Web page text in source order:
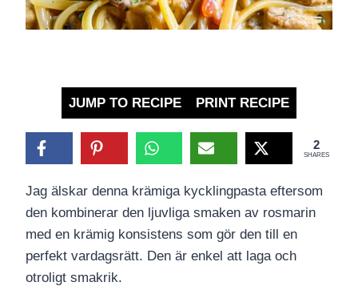
JUMP TO RECIPE PRINT RECIPE
2
SHARES
Jag älskar denna krämiga kycklingpasta eftersom
den kombinerar den ljuvliga smaken av rosmarin
med en krämig konsistens som gör den till en
perfekt vardagsrätt. Den är enkel att laga och
otroligt smakrik.